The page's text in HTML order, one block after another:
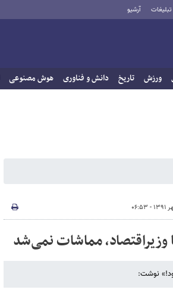
تبلیغات آرشیو
ورزش تاریخ دانش و فناوری هوش مصنوعی
وزیراقتصاد، مماشات نمی‌شد
نوشت: